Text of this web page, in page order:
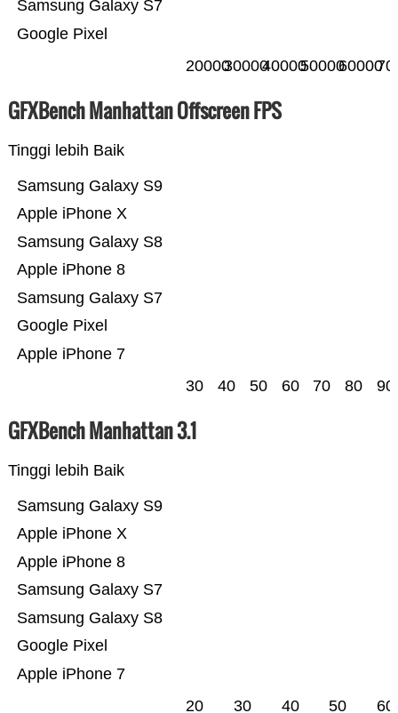
Google Pixel
Samsung Galaxy S7
2000030000400005000060000
GFXBench Manhattan Offscreen FPS
Tinggi lebih Baik
Apple iPhone 7
Google Pixel
Samsung Galaxy S7
Apple iPhone 8
Samsung Galaxy S8
Apple iPhone X
Samsung Galaxy S9
30 40 50 60 70 80 90
GFXBench Manhattan 3.1
Tinggi lebih Baik
Apple iPhone 7
Google Pixel
Samsung Galaxy S8
Samsung Galaxy S7
Apple iPhone 8
Apple iPhone X
Samsung Galaxy S9
20 30 40 50 60